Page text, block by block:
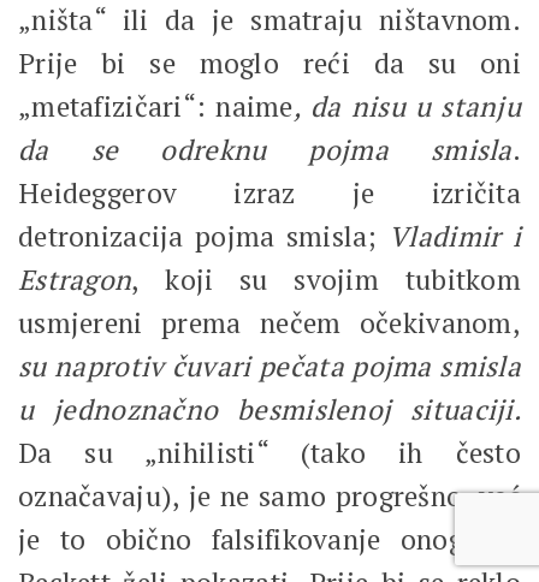
„ništa“ ili da je smatraju ništavnom.
Prije bi se moglo reći da su oni
„metafizičari“: naime, da nisu u stanju
da se odreknu pojma smisla.
Heideggerov izraz je izričita
detronizacija pojma smisla; Vladimir i
Estragon, koji su svojim tubitkom
usmjereni prema nečem očekivanom,
su naprotiv čuvari pečata pojma smisla
u jednoznačno besmislenoj situaciji.
Da su „nihilisti“ (tako ih često
označavaju), je ne samo progrešno, već
je to obično falsifikovanje onog što